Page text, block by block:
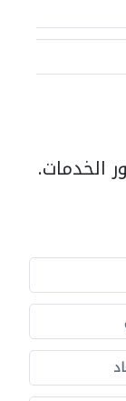
الخدمات.